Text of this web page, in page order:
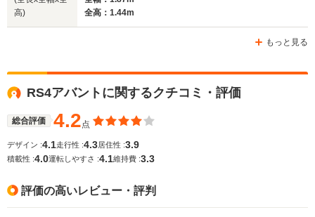
WLTCモード
燃費
7.5km/L
高)
全高：1.44m
もっと見る
RS4アバントに関するクチコミ・評価
総合評価 4.2 点
デザイン :4.1走行性 :4.3居住性 :3.9
積載性 :4.0運転しやすさ :4.1維持費 :3.3
評価の高いレビュー・評判